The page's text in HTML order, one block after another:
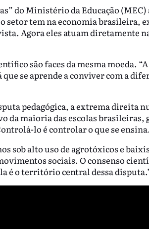
do Ministério da Educação (MEC)
o setor tem na economia brasileira,
Agora eles atuam diretamente
são faces da mesma moeda. “A
se aprende a conviver com a
pedagógica, a extrema direita
maioria das escolas brasileiras,
lo é controlar o que se
sob alto uso de agrotóxicos e
sociais. O consenso
é o território central dessa